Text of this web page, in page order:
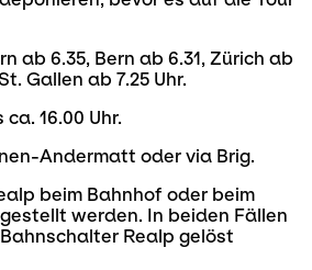
ab 6.35, Bern ab 6.31, Zürich ab
Gallen ab 7.25 Uhr.
16.00 Uhr.
Andermatt oder via Brig.
beim Bahnhof oder beim
werden. In beiden Fällen
Realp gelöst